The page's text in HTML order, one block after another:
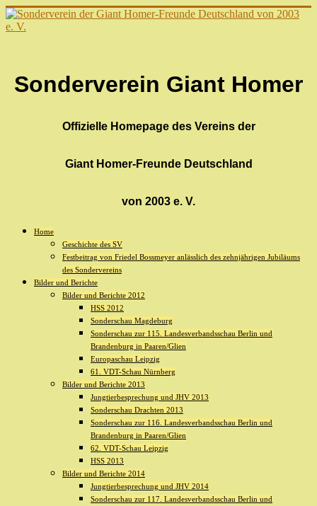
Sonderverein Giant Homer
Offizielle Homepage des Vereins der
Giant Homer-Freunde Deutschland
von 2003 e. V.
Home
Geschichte des SV
Festbeitrag von Friedel Bossmeyer anlässlich des zehnjährigen Jubiläums
des Sondervereins
Bilder und Berichte
Bilder und Berichte 2012
HSS 2012
Sonderschau Magdeburg
Sonderschau zur 115. Landesverbandsschau Berlin und
Brandenburg in Paaren/Glien
Europaschau Leipzig
61. VDT-Schau Nürnberg
Bilder und Berichte 2013
Jungtierbesprechung und JHV 2013
Sonderschau Drachten 2013
Sonderschau zur 116. Landesverbandsschau Berlin und
Brandenburg in Paaren/Glien
62. VDT-Schau Leipzig
HSS 2013
Bilder und Berichte 2014
Jungtierbesprechung und JHV 2014
Sonderschau zur 117. Landesverbandsschau Berlin und